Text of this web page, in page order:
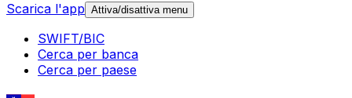
Scarica l'app Attiva/disattiva menu
SWIFT/BIC
Cerca per banca
Cerca per paese